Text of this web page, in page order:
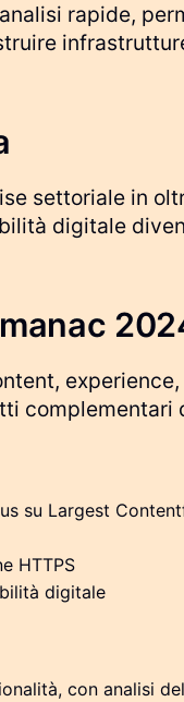
rapide,
settoriale in
digitale
complementari
su Largest
HTTPS
digitale
con analisi